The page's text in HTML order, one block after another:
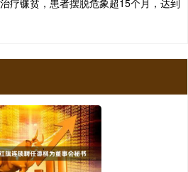
疗镰贫，患者摆脱危象超15个月，达到